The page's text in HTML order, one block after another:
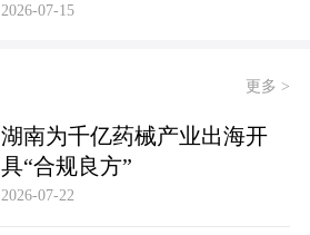
2026-07-15
更多 >
湖南为千亿药械产业出海开
具“合规良方”
2026-07-22